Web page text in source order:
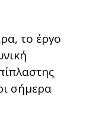
το έργο
σήμερα